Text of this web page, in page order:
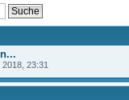
23:31